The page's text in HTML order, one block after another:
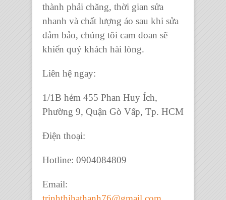
thành phải chăng, thời gian sửa
nhanh và chất lượng áo sau khi sửa
đảm bảo, chúng tôi cam đoan sẽ
khiến quý khách hài lòng.
Liên hệ ngay:
1/1B hẻm 455 Phan Huy Ích,
Phường 9, Quận Gò Vấp, Tp. HCM
Điện thoại:
Hotline: 0904084809
Email: